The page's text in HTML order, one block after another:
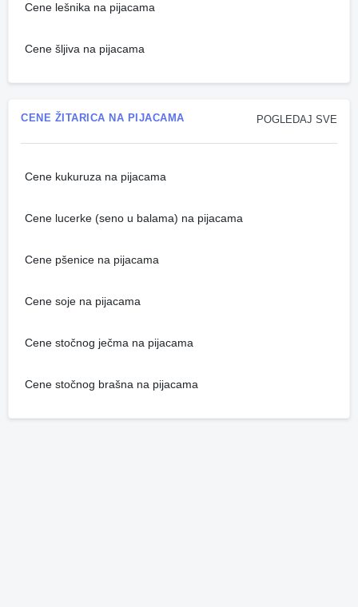
Cene lešnika na pijacama
Cene šljiva na pijacama
POGLEDAJ SVE
CENE ŽITARICA NA PIJACAMA
Cene kukuruza na pijacama
Cene lucerke (seno u balama) na pijacama
Cene pšenice na pijacama
Cene soje na pijacama
Cene stočnog ječma na pijacama
Cene stočnog brašna na pijacama